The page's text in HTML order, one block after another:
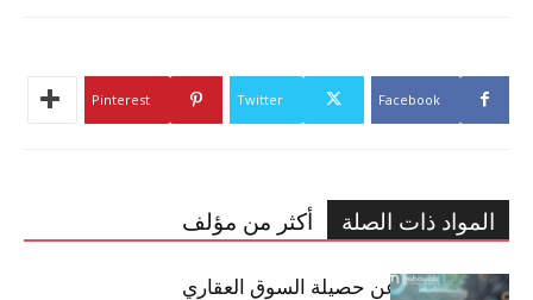
Facebook
Twitter
Pinterest
المواد ذات الصلة أكثر من مؤلف
مبوب تكشف عن حصيلة السوق العقاري